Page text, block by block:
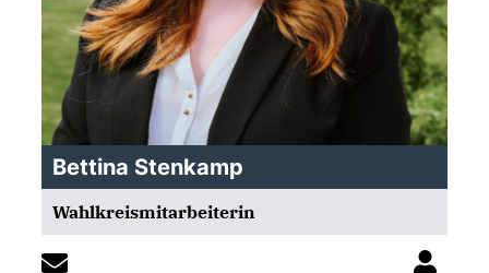
Bettina Stenkamp
Wahlkreismitarbeiterin